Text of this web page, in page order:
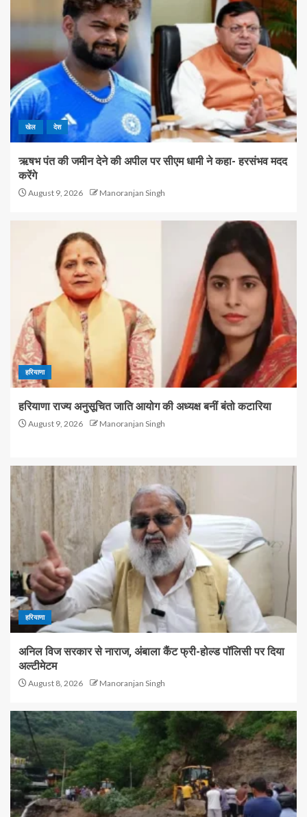
खेल देश
ऋषभ पंत की जमीन देने की अपील पर सीएम धामी ने कहा- हरसंभव मदद
करेंगे
August 9, 2026 Manoranjan Singh
हरियाणा
हरियाणा राज्य अनुसूचित जाति आयोग की अध्यक्ष बनीं बंतो कटारिया
August 9, 2026 Manoranjan Singh
हरियाणा
अनिल विज सरकार से नाराज, अंबाला कैंट फ्री-होल्ड पॉलिसी पर दिया
अल्टीमेटम
August 8, 2026 Manoranjan Singh